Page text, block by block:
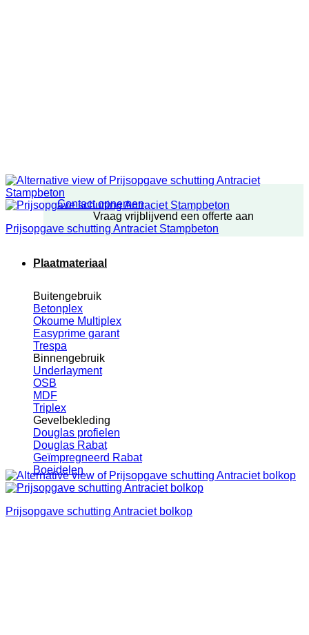
Contact opnemen
Vraag vrijblijvend een offerte aan
Plaatmateriaal
Buitengebruik
Betonplex
Okoume Multiplex
Easyprime garant
Trespa
Binnengebruik
Underlayment
OSB
MDF
Triplex
Gevelbekleding
Douglas profielen
Douglas Rabat
Geïmpregneerd Rabat
Boeidelen
Prijsopgave schutting Antraciet Stampbeton
Prijsopgave schutting Antraciet bolkop